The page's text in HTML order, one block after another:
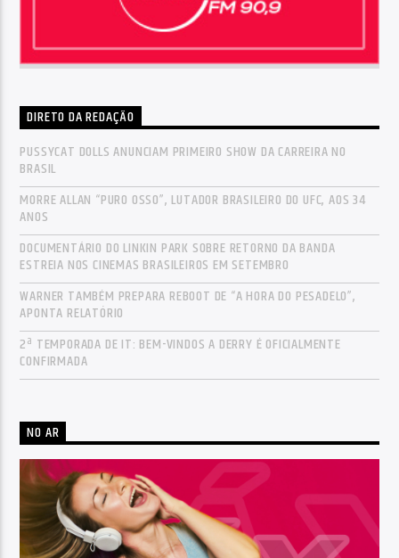
DIRETO DA REDAÇÃO
PUSSYCAT DOLLS ANUNCIAM PRIMEIRO SHOW DA CARREIRA NO
BRASIL
MORRE ALLAN “PURO OSSO”, LUTADOR BRASILEIRO DO UFC, AOS 34
ANOS
DOCUMENTÁRIO DO LINKIN PARK SOBRE RETORNO DA BANDA
ESTREIA NOS CINEMAS BRASILEIROS EM SETEMBRO
WARNER TAMBÉM PREPARA REBOOT DE “A HORA DO PESADELO”,
APONTA RELATÓRIO
2ª TEMPORADA DE IT: BEM-VINDOS A DERRY É OFICIALMENTE
CONFIRMADA
NO AR